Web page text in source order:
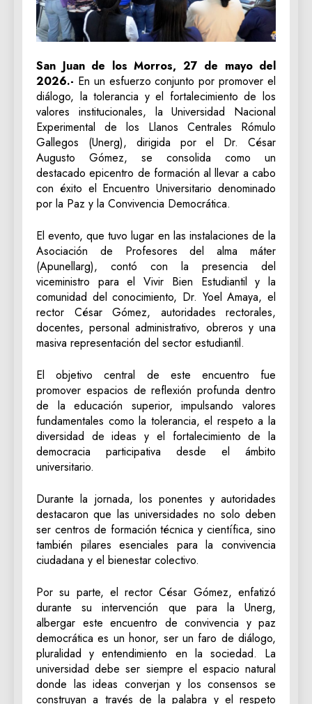
San Juan de los Morros, 27 de mayo del
2026.- En un esfuerzo conjunto por promover el
diálogo, la tolerancia y el fortalecimiento de los
valores institucionales, la Universidad Nacional
Experimental de los Llanos Centrales Rómulo
Gallegos (Unerg), dirigida por el Dr. César
Augusto Gómez, se consolida como un
destacado epicentro de formación al llevar a cabo
con éxito el Encuentro Universitario denominado
por la Paz y la Convivencia Democrática.
El evento, que tuvo lugar en las instalaciones de la
Asociación de Profesores del alma máter
(Apunellarg), contó con la presencia del
viceministro para el Vivir Bien Estudiantil y la
comunidad del conocimiento, Dr. Yoel Amaya, el
rector César Gómez, autoridades rectorales,
docentes, personal administrativo, obreros y una
masiva representación del sector estudiantil.
El objetivo central de este encuentro fue
promover espacios de reflexión profunda dentro
de la educación superior, impulsando valores
fundamentales como la tolerancia, el respeto a la
diversidad de ideas y el fortalecimiento de la
democracia participativa desde el ámbito
universitario.
Durante la jornada, los ponentes y autoridades
destacaron que las universidades no solo deben
ser centros de formación técnica y científica, sino
también pilares esenciales para la convivencia
ciudadana y el bienestar colectivo.
Por su parte, el rector César Gómez, enfatizó
durante su intervención que para la Unerg,
albergar este encuentro de convivencia y paz
democrática es un honor, ser un faro de diálogo,
pluralidad y entendimiento en la sociedad. La
universidad debe ser siempre el espacio natural
donde las ideas converjan y los consensos se
construyan a través de la palabra y el respeto